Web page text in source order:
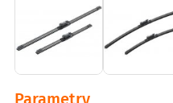
delší životnost ve srovnání s
bezraménková pružná lišta ze
díky konstrukci nedochází k
zajišťují bezpečný výhled z vozu
perfektně stírají i při větších
mají nízký aerodynamický